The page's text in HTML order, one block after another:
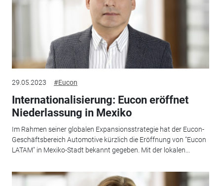
29.05.2023 #Eucon
Internationalisierung: Eucon eröffnet
Niederlassung in Mexiko
Im Rahmen seiner globalen Expansionsstrategie hat der Eucon-
Geschäftsbereich Automotive kürzlich die Eröffnung von "Eucon
LATAM" in Mexiko-Stadt bekannt gegeben. Mit der lokalen...